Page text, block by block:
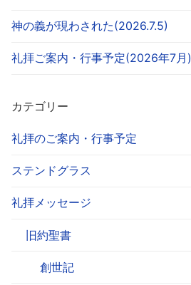
神の義が現わされた(2026.7.5)
礼拝ご案内・行事予定(2026年7月)
カテゴリー
礼拝のご案内・行事予定
ステンドグラス
礼拝メッセージ
旧約聖書
創世記